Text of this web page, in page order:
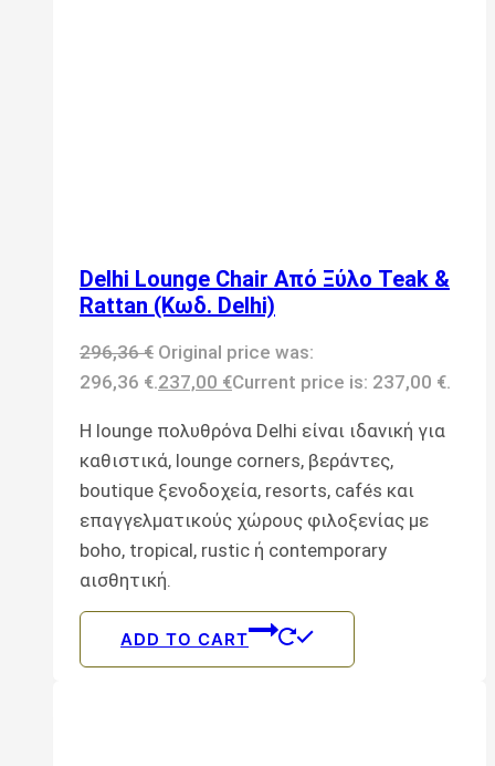
Delhi Lounge Chair Από Ξύλο Teak &
Rattan (Κωδ. Delhi)
296,36€ Original price was:
296,36 €.237,00 €Current price is: 237,00 €.
Η lounge πολυθρόνα Delhi είναι ιδανική για
καθιστικά, lounge corners, βεράντες,
boutique ξενοδοχεία, resorts, cafés και
επαγγελματικούς χώρους φιλοξενίας με
boho, tropical, rustic ή contemporary
αισθητική.
ADD TO CART